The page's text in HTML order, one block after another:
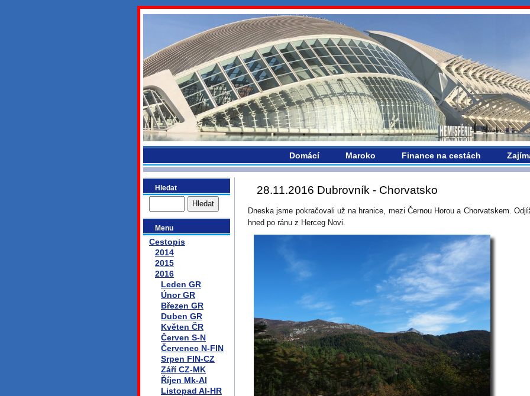
bydlikemevropou.com
Domácí Maroko Finance na cestách
Hledat
Menu
Cestopis
2014
2015
2016
Leden GR
Únor GR
Březen GR
Duben GR
Květen ČR
Červen S-N
Červenec N-FIN
Srpen FIN-CZ
Září CZ-MK
Říjen Mk-Al
Listopad Al-HR
28.11.2016 Dubrovník - Chorvatsko
Dneska jsme pokračovali už na hranice, mezi Černou Horou a Chorvatskem.
hned po ránu z Herceg Novi.